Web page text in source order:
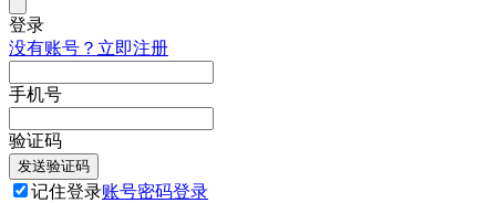
登录
没有账号？立即注册
手机号
验证码
发送验证码
记住登录账号密码登录